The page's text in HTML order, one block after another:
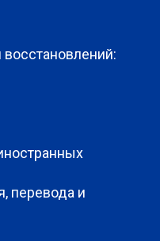
перевода и